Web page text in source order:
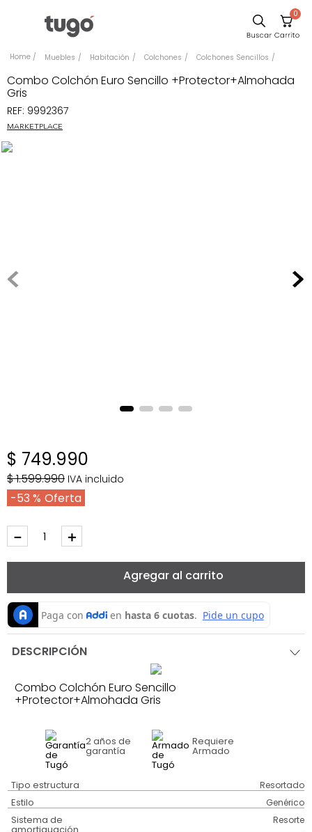
0
Muebles Habitación Colchones Colchones Sencillos
Combo Colchón Euro Sencillo +Protector+Almohada
Gris
REF: 9992367
MARKETPLACE
$ 749.990
$1.599.990 IVA incluido
53 %
＋
－
Agregar al carrito
DESCRIPCIÓN
Combo Colchón Euro Sencillo
+Protector+Almohada Gris
2 años de
garantía
Requiere
Armado
Tipo estructura Resortado
Estilo Genérico
Sistema de Resorte
Comedor
Silla